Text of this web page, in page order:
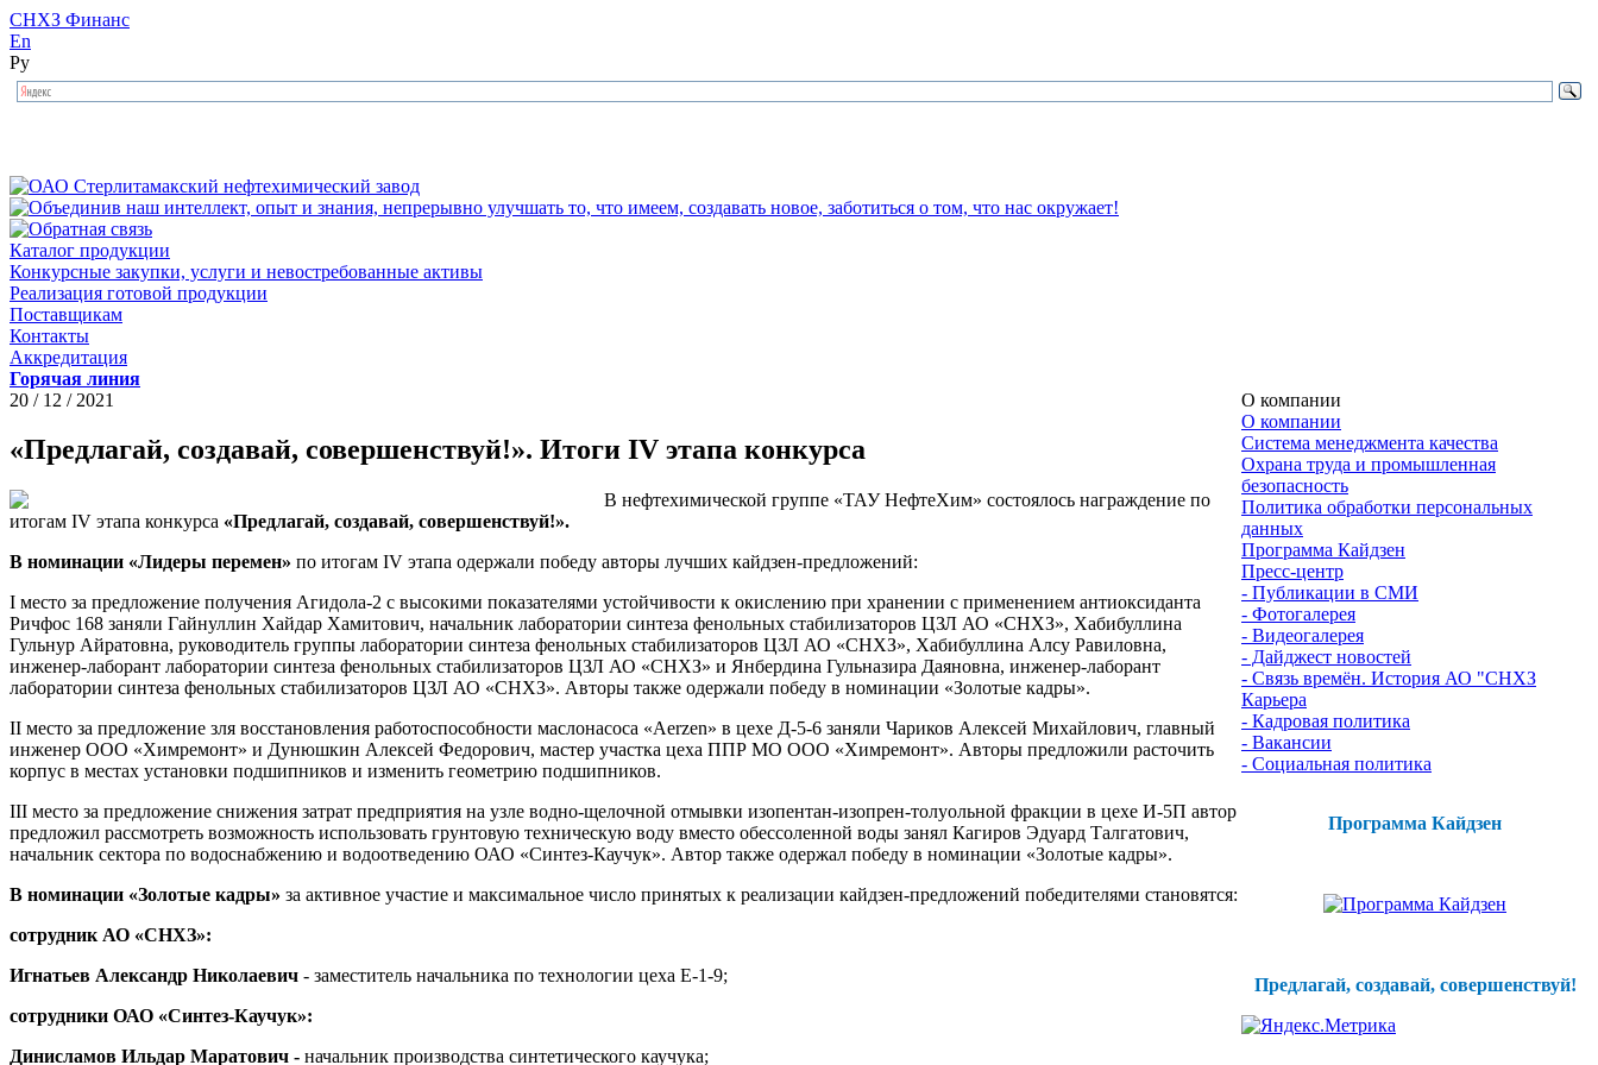
СНХЗ Финанс
En
Ру
Каталог продукции
Конкурсные закупки, услуги и невостребованные активы
Реализация готовой продукции
Поставщикам
Контакты
Аккредитация
Горячая линия
20 / 12 / 2021
«Предлагай, создавай, совершенствуй!». Итоги IV этапа конкурса
В нефтехимической группе «ТАУ НефтеХим» состоялось награждение по
итогам IV этапа конкурса «Предлагай, создавай, совершенствуй!».
В номинации «Лидеры перемен» по итогам IV этапа одержали победу авторы лучших кайдзен-предложений:
I место за предложение получения Агидола-2 с высокими показателями устойчивости к окислению при хранении с применением антиоксиданта
Ричфос 168 заняли Гайнуллин Хайдар Хамитович, начальник лаборатории синтеза фенольных стабилизаторов ЦЗЛ АО «СНХЗ», Хабибуллина
Гульнур Айратовна, руководитель группы лаборатории синтеза фенольных стабилизаторов ЦЗЛ АО «СНХЗ», Хабибуллина Алсу Равиловна,
инженер-лаборант лаборатории синтеза фенольных стабилизаторов ЦЗЛ АО «СНХЗ» и Янбердина Гульназира Даяновна, инженер-лаборант
лаборатории синтеза фенольных стабилизаторов ЦЗЛ АО «СНХЗ». Авторы также одержали победу в номинации «Золотые кадры».
II место за предложение зля восстановления работоспособности маслонасоса «Aerzen» в цехе Д-5-6 заняли Чариков Алексей Михайлович, главный
инженер ООО «Химремонт» и Дунюшкин Алексей Федорович, мастер участка цеха ППР МО ООО «Химремонт». Авторы предложили расточить
корпус в местах установки подшипников и изменить геометрию подшипников.
III место за предложение снижения затрат предприятия на узле водно-щелочной отмывки изопентан-изопрен-толуольной фракции в цехе И-5П автор
предложил рассмотреть возможность использовать грунтовую техническую воду вместо обессоленной воды занял Кагиров Эдуард Талгатович,
начальник сектора по водоснабжению и водоотведению ОАО «Синтез-Каучук». Автор также одержал победу в номинации «Золотые кадры».
В номинации «Золотые кадры» за активное участие и максимальное число принятых к реализации кайдзен-предложений победителями становятся:
сотрудник АО «СНХЗ»:
Игнатьев Александр Николаевич - заместитель начальника по технологии цеха Е-1-9;
сотрудники ОАО «Синтез-Каучук»:
Динисламов Ильдар Маратович - начальник производства синтетического каучука;
О компании
О компании
Система менеджмента качества
Охрана труда и промышленная
безопасность
Политика обработки персональных
данных
Программа Кайдзен
Пресс-центр
- Публикации в СМИ
- Фотогалерея
- Видеогалерея
- Дайджест новостей
- Связь времён. История АО "СНХЗ
Карьера
- Кадровая политика
- Вакансии
- Социальная политика
Программа Кайдзен
Предлагай, создавай, совершенствуй!